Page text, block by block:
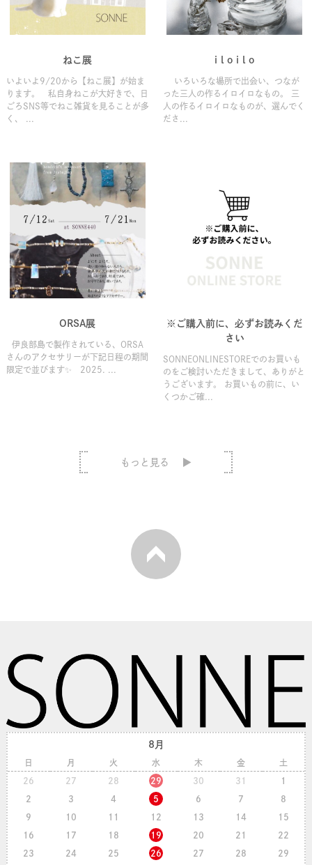
ねこ展
いよいよ9/20から【ねこ展】が始ま
ります。 私自身ねこが大好きで、日
ごろSNS等でねこ雑貨を見ることが多
く、 ...
i l o i l o
いろいろな場所で出会い、つなが
った三人の作るイロイロなもの。 三
人の作るイロイロなものが、選んでく
ださ...
ORSA展
伊良部島で製作されている、ORSA
さんのアクセサリーが下記日程の期間
限定で並びます✨ 2025. ...
※ご購入前に、必ずお読みくだ
さい
SONNEONLINESTOREでのお買いも
のをご検討いただきまして、ありがと
うございます。 お買いもの前に、い
くつかご確...
もっと見る
8月
日 月 火 水 木 金 土
26 27 28 29 30 31 1
2 3 4 5 6 7 8
9 10 11 12 13 14 15
16 17 18 19 20 21 22
23 24 25 26 27 28 29